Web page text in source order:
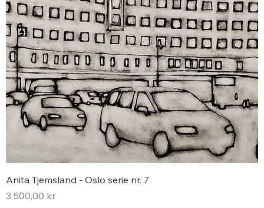
Anita Tjemsland - Oslo serie nr. 7
Pris
3 500,00 kr